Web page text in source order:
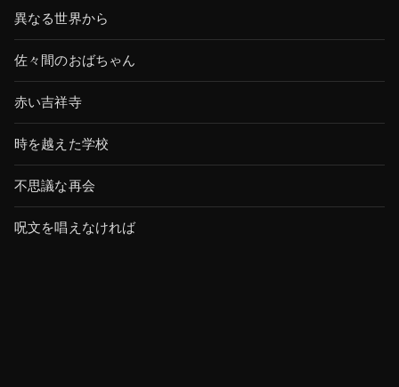
異なる世界から
佐々間のおばちゃん
赤い吉祥寺
時を越えた学校
不思議な再会
呪文を唱えなければ